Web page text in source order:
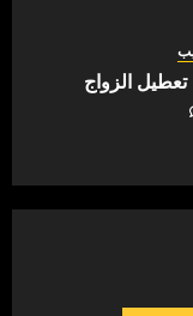
الزواج